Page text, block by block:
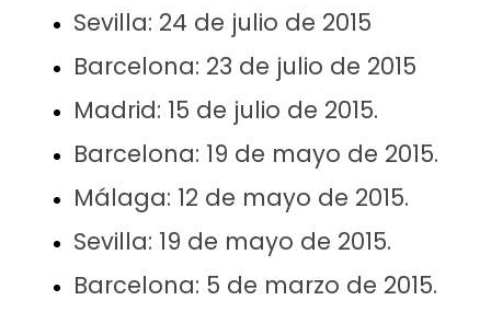
Sevilla: 24 de julio de 2015
Barcelona: 23 de julio de 2015
Madrid: 15 de julio de 2015.
Barcelona: 19 de mayo de 2015.
Málaga: 12 de mayo de 2015.
Sevilla: 19 de mayo de 2015.
Barcelona: 5 de marzo de 2015.